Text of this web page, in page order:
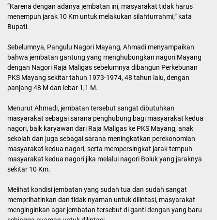
“Karena dengan adanya jembatan ini, masyarakat tidak harus
menempuh jarak 10 Km untuk melakukan silahturrahmi,” kata
Bupati.
Sebelumnya, Pangulu Nagori Mayang, Ahmadi menyampaikan
bahwa jembatan gantung yang menghubungkan nagori Mayang
dengan Nagori Raja Maligas sebelumnya dibangun Perkebunan
PKS Mayang sekitar tahun 1973-1974, 48 tahun lalu, dengan
panjang 48 M dan lebar 1,1 M.
Menurut Ahmadi, jembatan tersebut sangat dibutuhkan
masyarakat sebagai sarana penghubung bagi masyarakat kedua
nagori, baik karyawan dari Raja Maligas ke PKS Mayang, anak
sekolah dan juga sebagai sarana meningkatkan perekonomian
masyarakat kedua nagori, serta mempersingkat jarak tempuh
masyarakat kedua nagori jika melalui nagori Boluk yang jaraknya
sekitar 10 Km.
Melihat kondisi jembatan yang sudah tua dan sudah sangat
memprihatinkan dan tidak nyaman untuk dilintasi, masyarakat
menginginkan agar jembatan tersebut di ganti dengan yang baru